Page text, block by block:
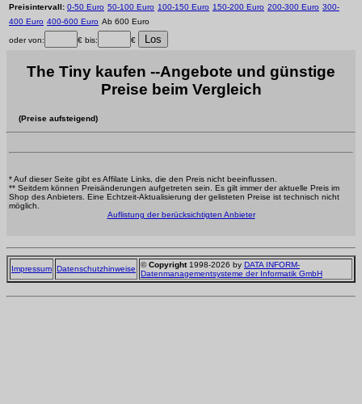
Preisintervall: 0-50 Euro 50-100 Euro 100-150 Euro 150-200 Euro 200-300 Euro 300-
400 Euro 400-600 Euro Ab 600 Euro
oder von: € bis: €
The Tiny kaufen --Angebote und günstige
Preise beim Vergleich
(Preise aufsteigend)
* Auf dieser Seite gibt es Affilate Links, die den Preis nicht beeinflussen.
** Seitdem können Preisänderungen aufgetreten sein. Es gilt immer der aktuelle Preis im
Shop des Anbieters. Eine Echtzeit-Aktualisierung der gelisteten Preise ist technisch nicht
möglich.
Auflistung der berücksichtigten Anbieter
Impressum Datenschutzhinweise ©Copyright1998-2026 by DATA INFORM-
Datenmanagementsysteme der Informatik GmbH